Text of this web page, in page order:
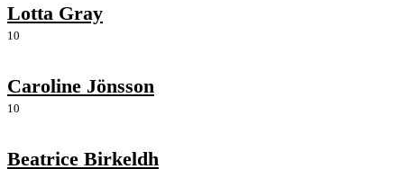
Lotta Gray
10
Caroline Jönsson
10
Beatrice Birkeldh